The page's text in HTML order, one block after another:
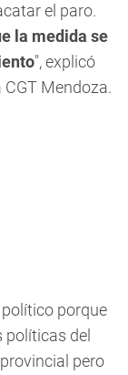
el paro.
la medida se
", explicó
Mendoza.
porque
del
pero